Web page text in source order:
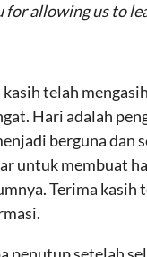
for allowing us to
telah
Hari adalah
berguna dan
untuk membuat
Terima